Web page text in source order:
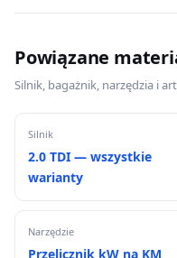
Powiązane
Silnik, bagażnik, narzędzia i
Silnik
2.0 TDI — wszystkie
warianty
Narzędzie
Przelicznik kW na KM